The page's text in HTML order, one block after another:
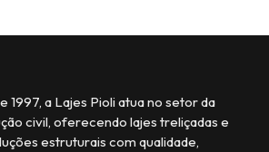
1997, a Lajes Pioli atua no setor da
civil, oferecendo lajes treliçadas e
estruturais com qualidade,